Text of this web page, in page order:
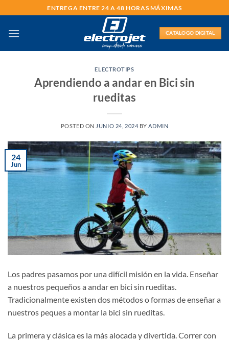
al
contenido
ENTREGA ENTRE 24 A 48 HORAS MÁXIMAS
CATALOGO DIGITAL
ELECTROTIPS
Aprendiendo a andar en Bici sin
rueditas
POSTED ON JUNIO 24, 2024 BY ADMIN
24
Jun
Los padres pasamos por una difícil misión en la vida. Enseñar
a nuestros pequeños a andar en bici sin rueditas.
Tradicionalmente existen dos métodos o formas de enseñar a
nuestros peques a montar la bici sin rueditas.
La primera y clásica es la más alocada y divertida. Correr con